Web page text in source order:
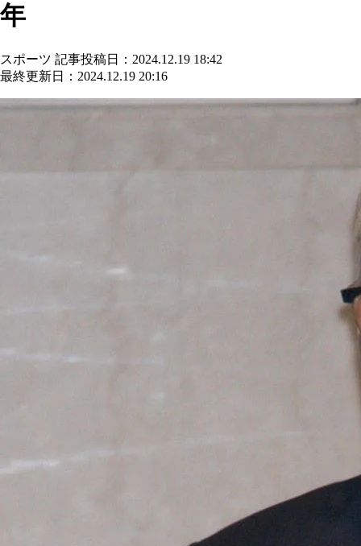
年
スポーツ 記事投稿日：2024.12.19 18:42
最終更新日：2024.12.19 20:16